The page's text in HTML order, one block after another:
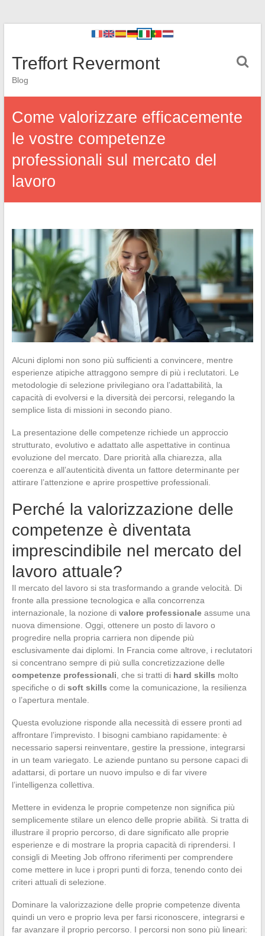
Treffort Revermont
Blog
Come valorizzare efficacemente
le vostre competenze
professionali sul mercato del
lavoro
Alcuni diplomi non sono più sufficienti a convincere, mentre
esperienze atipiche attraggono sempre di più i reclutatori. Le
metodologie di selezione privilegiano ora l’adattabilità, la
capacità di evolversi e la diversità dei percorsi, relegando la
semplice lista di missioni in secondo piano.
La presentazione delle competenze richiede un approccio
strutturato, evolutivo e adattato alle aspettative in continua
evoluzione del mercato. Dare priorità alla chiarezza, alla
coerenza e all’autenticità diventa un fattore determinante per
attirare l’attenzione e aprire prospettive professionali.
Perché la valorizzazione delle
competenze è diventata
imprescindibile nel mercato del
lavoro attuale?
Il mercato del lavoro si sta trasformando a grande velocità. Di
fronte alla pressione tecnologica e alla concorrenza
internazionale, la nozione di valore professionaleassume una
nuova dimensione. Oggi, ottenere un posto di lavoro o
progredire nella propria carriera non dipende più
esclusivamente dai diplomi. In Francia come altrove, i reclutatori
si concentrano sempre di più sulla concretizzazione delle
competenze professionali , che si tratti di hard skills molto
specifiche o di soft skills come la comunicazione, la resilienza
o l’apertura mentale.
Questa evoluzione risponde alla necessità di essere pronti ad
affrontare l’imprevisto. I bisogni cambiano rapidamente: è
necessario sapersi reinventare, gestire la pressione, integrarsi
in un team variegato. Le aziende puntano su persone capaci di
adattarsi, di portare un nuovo impulso e di far vivere
l’intelligenza collettiva.
Mettere in evidenza le proprie competenze non significa più
semplicemente stilare un elenco delle proprie abilità. Si tratta di
illustrare il proprio percorso, di dare significato alle proprie
esperienze e di mostrare la propria capacità di riprendersi. I
consigli di Meeting Job offrono riferimenti per comprendere
come mettere in luce i propri punti di forza, tenendo conto dei
criteri attuali di selezione.
Dominare la valorizzazione delle proprie competenze diventa
quindi un vero e proprio leva per farsi riconoscere, integrarsi e
far avanzare il proprio percorso. I percorsi non sono più lineari: